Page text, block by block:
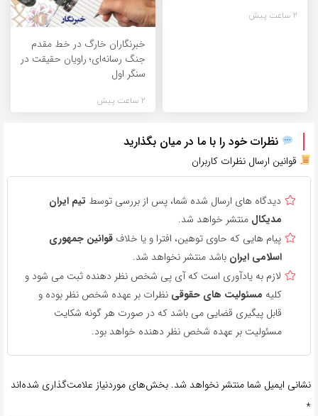
2 ساعت پیش
خبرنگاران خارگ در خط مقدم
جنگ رسانه‌ای؛ راویان حقیقت در
سنگر اول
2 ساعت پیش
نظرات خود را با ما در میان بگذارید
قوانین ارسال نظرات کاربران
دیدگاه های ارسال شده شما، پس از بررسی توسط تیم ایران
مدیکال منتشر خواهد شد.
پیام هایی که حاوی توهین، افترا و یا خلاف قوانین جمهوری
اسلامی ایران باشد منتشر نخواهد شد.
لازم به یادآوری است که آی پی شخص نظر دهنده ثبت می شود و
کلیه مسئولیت های حقوقی نظرات بر عهده شخص نظر بوده و
قابل پیگیری قضایی می باشد که در صورت هر گونه شکایت
مسئولیت بر عهده شخص نظر دهنده خواهد بود.
نشانی ایمیل شما منتشر نخواهد شد. بخش‌های موردنیاز علامت‌گذاری شده‌اند
*